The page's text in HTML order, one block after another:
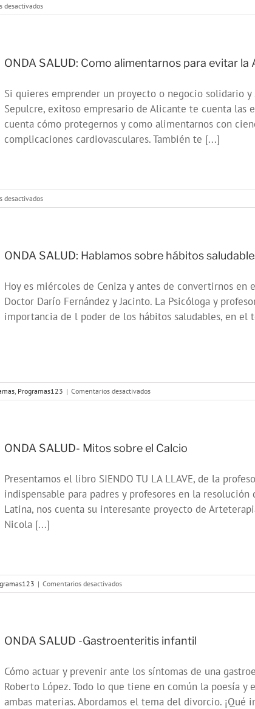
desactivadosen
ONDA
de
la
ONDA SALUD: Como alimentarnos para evitar
Si quieres emprender un proyecto o negocio solidario
Sepulcre, exitoso empresario de Alicante te cuenta las
cuenta cómo protegernos y como alimentarnos con
complicaciones cardiovasculares. También te [...]
desactivadosen
ONDA
para
Arteriosclerosis
ONDA SALUD: Hablamos sobre hábitos
Hoy es miércoles de Ceniza y antes de convertirnos
Doctor Darío Fernández y Jacinto. La Psicóloga y
importancia de l poder de los hábitos saludables, en el
, Programas123 | Comentarios desactivadosen
ONDA
hábitos
la
ONDA SALUD- Mitos sobre el Calcio
Presentamos el libro SIENDO TU LA LLAVE, de la
indispensable para padres y profesores en la
Latina, nos cuenta su interesante proyecto de
Nicola [...]
| Comentarios desactivadosen
ONDA
el
ONDA SALUD -Gastroenteritis infantil
Cómo actuar y prevenir ante los síntomas de una
Roberto López. Todo lo que tiene en común la poesía
ambas materias. Abordamos el tema del divorcio.